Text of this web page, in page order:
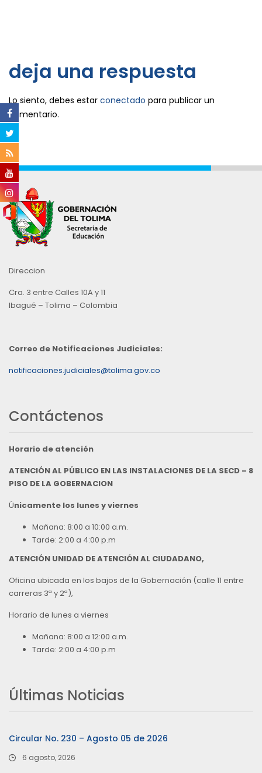
deja una respuesta
Lo siento, debes estar conectado para publicar un
comentario.
Direccion
Cra. 3 entre Calles 10A y 11
Ibagué – Tolima – Colombia
Correo de Notificaciones Judiciales:
notificaciones.judiciales@tolima.gov.co
Contáctenos
Horario de atención
ATENCIÓN AL PÚBLICO EN LAS INSTALACIONES DE LA SECD – 8
PISO DE LA GOBERNACION
Únicamente los lunes y viernes
Mañana: 8:00 a 10:00 a.m.
Tarde: 2:00 a 4:00 p.m
ATENCIÓN UNIDAD DE ATENCIÓN AL CIUDADANO,
Oficina ubicada en los bajos de la Gobernación (calle 11 entre
carreras 3ª y 2ª),
Horario de lunes a viernes
Mañana: 8:00 a 12:00 a.m.
Tarde: 2:00 a 4:00 p.m
Últimas Noticias
Circular No. 230 – Agosto 05 de 2026
6 agosto, 2026